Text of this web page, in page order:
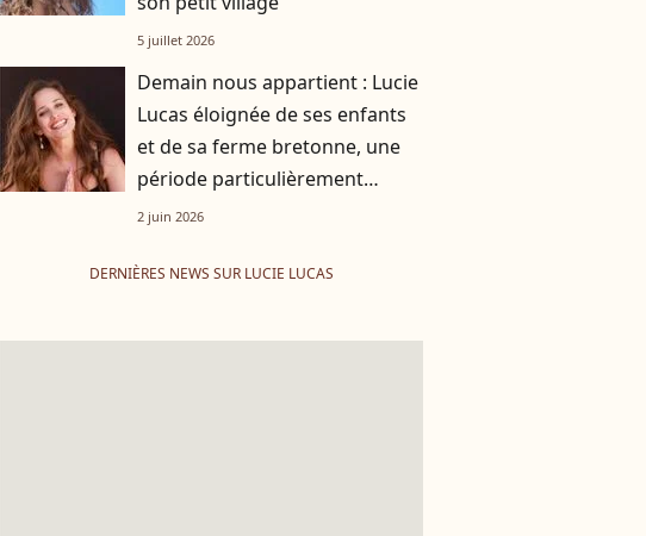
5 juillet 2026
Demain nous appartient : Lucie
Lucas éloignée de ses enfants
et de sa ferme bretonne, une
période particulièrement
éprouvante
2 juin 2026
DERNIÈRES NEWS SUR LUCIE LUCAS